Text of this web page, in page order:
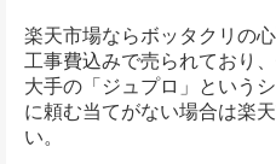
楽天市場ならボッタクリの心
工事費込みで売られており
大手の「ジュプロ」という
に頼む当てがない場合は楽
い。